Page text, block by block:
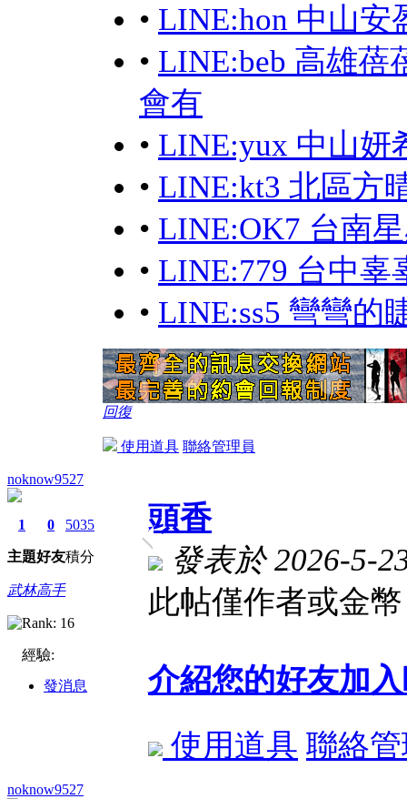
• LINE:hon 中山安
• LINE:beb 高雄蓓
會有
• LINE:yux 中山妍
• LINE:kt3 北區方
• LINE:OK7 台南
• LINE:779 台中辜
• LINE:ss5 彎彎的
回復
使用道具 聯絡管理員
noknow9527
1
主題
0
好友
5035
積分
武林高手
經驗:
發消息
頭香
發表於 2026-5-
此帖僅作者或金
介紹您的好友加
使用道具 聯絡
noknow9527